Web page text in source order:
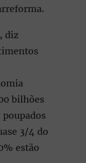
diz
bilhões
3/4 do
estão